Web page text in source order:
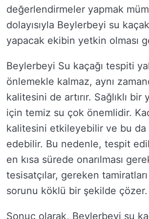
değerlendirmeler yapmak
dolayısıyla Beylerbeyi su
yapacak ekibin yetkin olması
Beylerbeyi Su kaçağı tespiti
önlemekle kalmaz, aynı
kalitesini de artırır. Sağlıklı bir
için temiz su çok önemlidir.
kalitesini etkileyebilir ve bu da
edebilir. Bu nedenle, tespit
en kısa sürede onarılması
tesisatçılar, gereken
sorunu köklü bir şekilde çözer.
Sonuç olarak, Beylerbeyi su